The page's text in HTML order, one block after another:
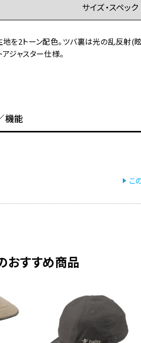
サイズ・スペック
を2トーン配色。ツバ裏は光の乱反射(
ジャスター仕様。
機能
こ
おすすめ商品